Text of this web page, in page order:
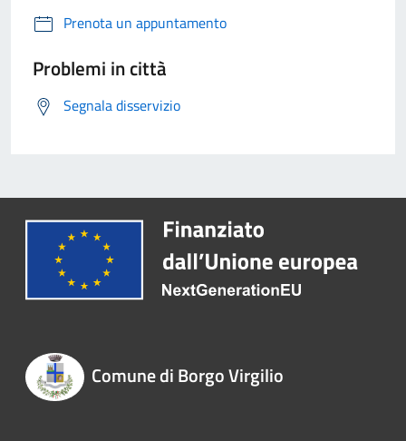
Prenota un appuntamento
Problemi in città
Segnala disservizio
Comune di Borgo Virgilio